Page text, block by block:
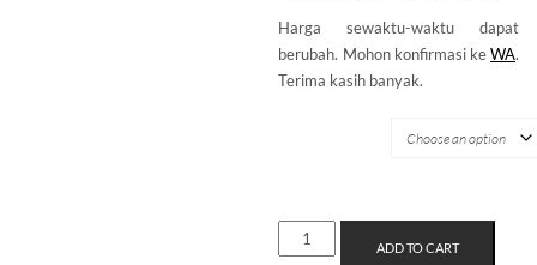
Harga sewaktu-waktu dapat
berubah. Mohon konfirmasi keWA.
Terima kasih banyak.
KACA
DEPAN
ADD TO CART